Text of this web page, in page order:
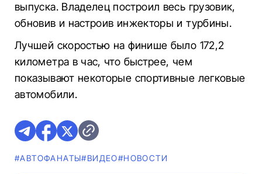
выпуска. Владелец построил весь грузовик,
обновив и настроив инжекторы и турбины.
Лучшей скоростью на финише было 172,2
километра в час, что быстрее, чем
показывают некоторые спортивные легковые
автомобили.
#AВТОФАНАТЫ#ВИДЕО#НОВОСТИ